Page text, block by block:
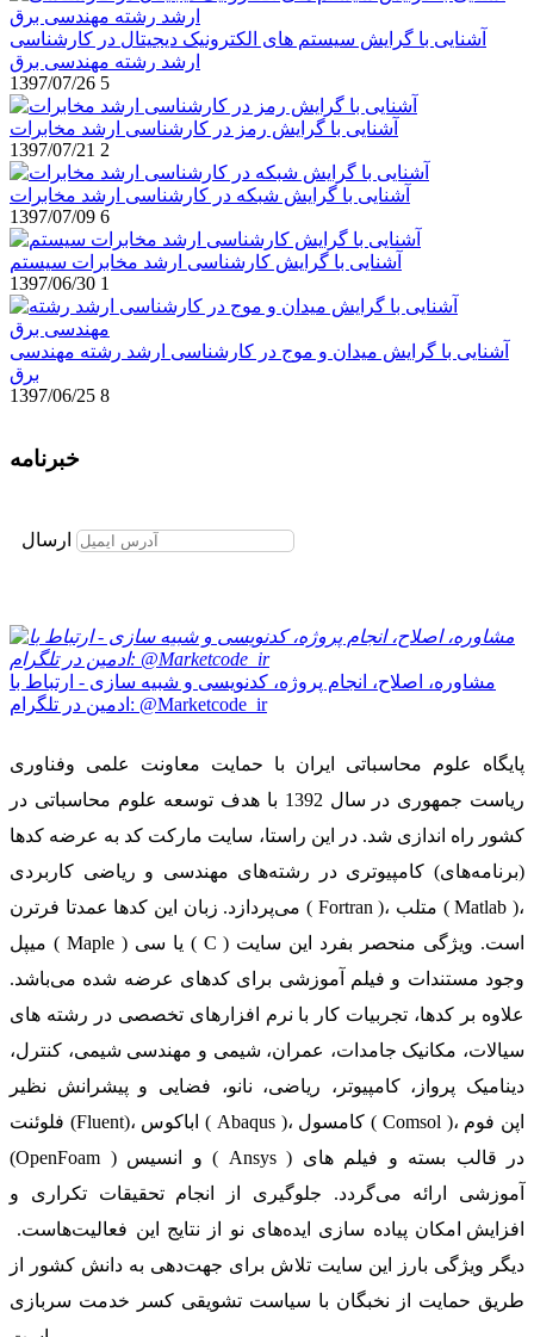
آشنایی با گرایش سیستم های الکترونیک دیجیتال در کارشناسی
ارشد رشته مهندسی برق
1397/07/26 5
آشنایی با گرایش رمز در کارشناسی ارشد مخابرات
1397/07/21 2
آشنایی با گرایش شبکه در کارشناسی ارشد مخابرات
1397/07/09 6
آشنایی با گرایش کارشناسی ارشد مخابرات سیستم
1397/06/30 1
آشنایی با گرایش میدان و موج در کارشناسی ارشد رشته مهندسی
برق
1397/06/25 8
خبرنامه
ارسال
مشاوره، اصلاح، انجام پروژه، کدنویسی و شبیه سازی - ارتباط با
ادمین در تلگرام: @Marketcode_ir
پایگاه علوم محاسباتی ایران با حمایت معاونت علمی وفناوری
ریاست جمهوری در سال 1392 با هدف توسعه علوم محاسباتی در
کشور راه اندازی شد. در این راستا، سایت مارکت کد به عرضه کدها
(برنامه‌های) کامپیوتری در رشته‌های مهندسی و ریاضی کاربردی
می‌پردازد. زبان این کدها عمدتا فرترن ( Fortran )، متلب ( Matlab )،
میپل ( Maple ) یا سی ( C ) است. ویژگی منحصر بفرد این سایت
وجود مستندات و فیلم آموزشی برای کدهای عرضه شده می‌باشد.
علاوه بر کدها، تجربیات کار با نرم افزارهای تخصصی در رشته های
سیالات، مکانیک جامدات، عمران، شیمی و مهندسی شیمی، کنترل،
دینامیک پرواز، کامپیوتر، ریاضی، نانو، فضایی و پیشرانش نظیر
فلوئنت (Fluent)، اباکوس ( Abaqus )، کامسول ( Comsol )، اپن فوم
(OpenFoam ) و انسیس ( Ansys ) در قالب بسته‌ و فیلم های
آموزشی ارائه می‌گردد. جلوگیری از انجام تحقیقات تکراری و
افزایش امکان پیاده سازی ایده‌های نو از نتایج این فعالیت‌هاست.
دیگر ویژگی بارز این سایت تلاش برای جهت‌دهی به دانش کشور از
طریق حمایت از نخبگان با سیاست تشویقی کسر خدمت سربازی